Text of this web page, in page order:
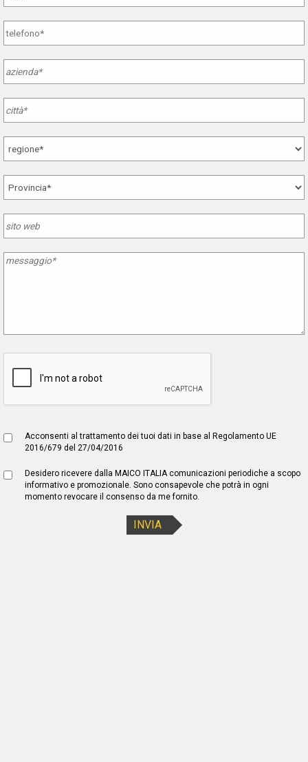
Acconsenti al trattamento dei tuoi dati in base al Regolamento UE
2016/679 del 27/04/2016
Desidero ricevere dalla MAICO ITALIA comunicazioni periodiche a scopo
informativo e promozionale. Sono consapevole che potrà in ogni
momento revocare il consenso da me fornito.